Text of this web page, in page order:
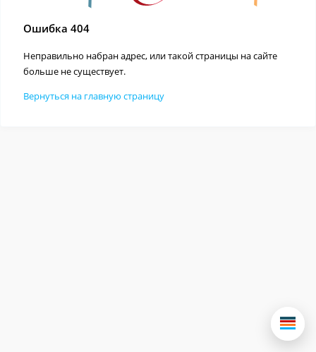
Ошибка 404
Неправильно набран адрес, или такой страницы на сайте
больше не существует.
Вернуться на главную страницу